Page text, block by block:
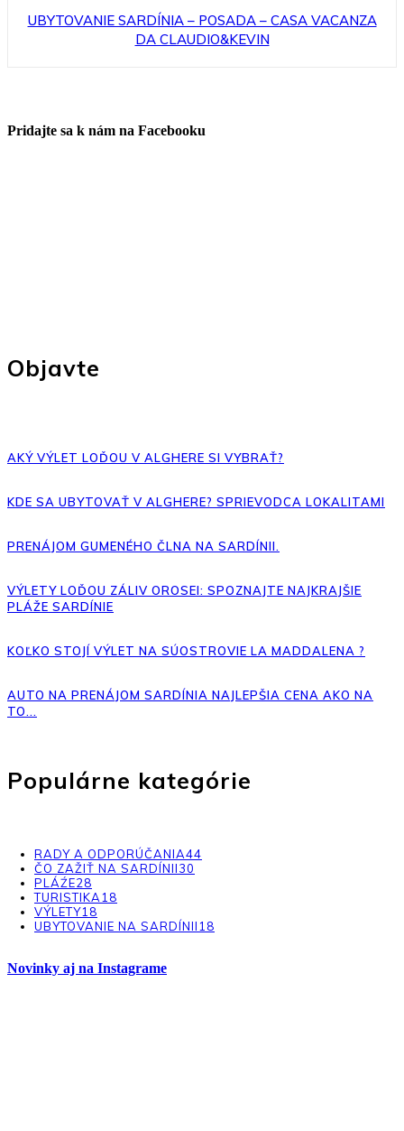
UBYTOVANIE SARDÍNIA – POSADA – CASA VACANZA
DA CLAUDIO&KEVIN
Pridajte sa k nám na Facebooku
Objavte
AKÝ VÝLET LOĎOU V ALGHERE SI VYBRAŤ?
KDE SA UBYTOVAŤ V ALGHERE? SPRIEVODCA LOKALITAMI
PRENÁJOM GUMENÉHO ČLNA NA SARDÍNII.
VÝLETY LOĎOU ZÁLIV OROSEI: SPOZNAJTE NAJKRAJŠIE
PLÁŽE SARDÍNIE
KOĽKO STOJÍ VÝLET NA SÚOSTROVIE LA MADDALENA ?
AUTO NA PRENÁJOM SARDÍNIA NAJLEPŠIA CENA AKO NA
TO...
Populárne kategórie
RADY A ODPORÚČANIA44
ČO ZAŽIŤ NA SARDÍNII30
PLÁŹE28
TURISTIKA 18
VÝLETY18
UBYTOVANIE NA SARDÍNII 18
Novinky aj na Instagrame